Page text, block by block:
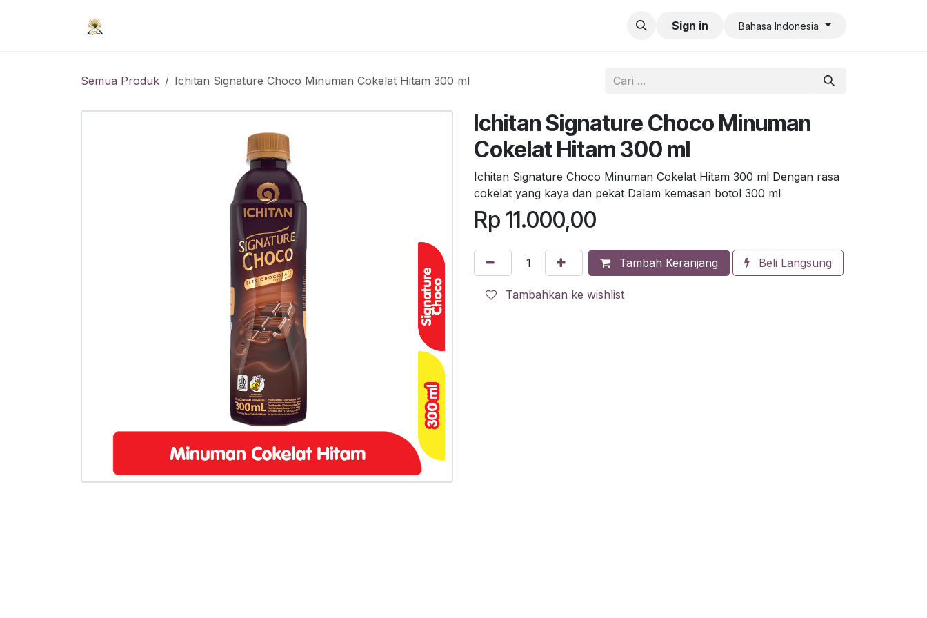
Scan QR Code Limit
Sign in Bahasa Indonesia
Semua Produk Ichitan Signature Choco Minuman Cokelat Hitam 300 ml
Ichitan Signature Choco Minuman
Cokelat Hitam 300 ml
Ichitan Signature Choco Minuman Cokelat Hitam 300 ml Dengan rasa
cokelat yang kaya dan pekat Dalam kemasan botol 300 ml
Rp 11.000,00
Tambah Keranjang Beli Langsung
Tambahkan ke wishlist